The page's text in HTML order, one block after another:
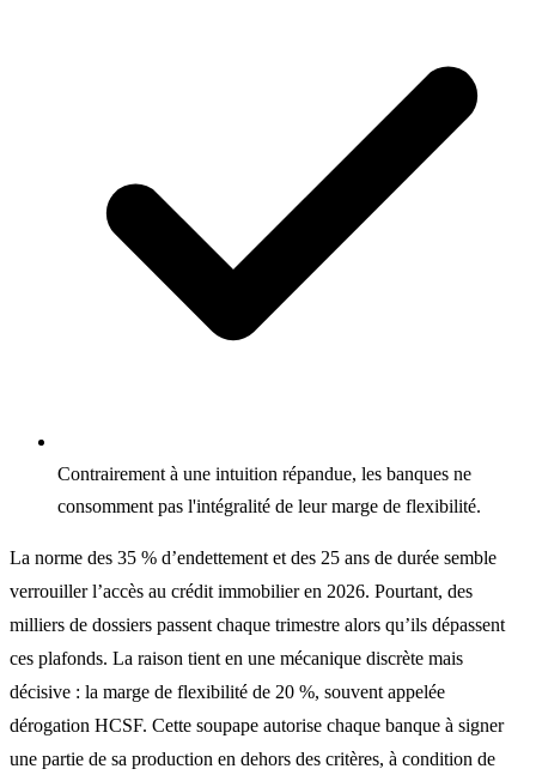
Contrairement à une intuition répandue, les banques ne
consomment pas l'intégralité de leur marge de flexibilité.
La norme des 35 % d’endettement et des 25 ans de durée semble
verrouiller l’accès au crédit immobilier en 2026. Pourtant, des
milliers de dossiers passent chaque trimestre alors qu’ils dépassent
ces plafonds. La raison tient en une mécanique discrète mais
décisive : la marge de flexibilité de 20 %, souvent appelée
dérogation HCSF. Cette soupape autorise chaque banque à signer
une partie de sa production en dehors des critères, à condition de